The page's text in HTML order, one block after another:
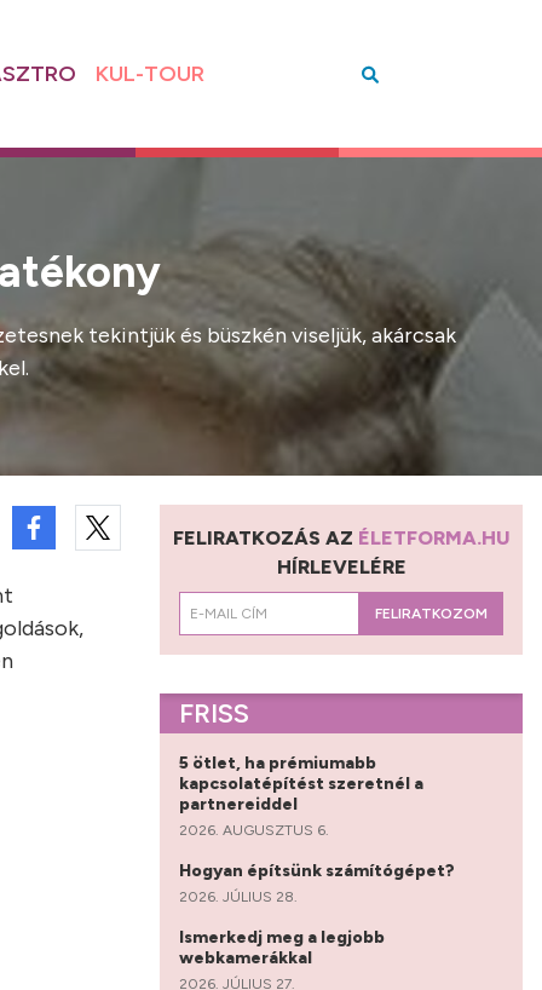
KUL-TOUR
tekintjük és büszkén viseljük, akárcsak
FELIRATKOZÁS AZ ÉLETFORMA.HU
HÍRLEVELÉRE
FELIRATKOZOM
FRISS
5 ötlet, ha prémiumabb
kapcsolatépítést szeretnél a
partnereiddel
2026. AUGUSZTUS 6.
Hogyan építsünk számítógépet?
2026. JÚLIUS 28.
Ismerkedj meg a legjobb
webkamerákkal
2026. JÚLIUS 27.